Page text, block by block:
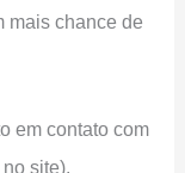
mais chance de
em contato com
site).